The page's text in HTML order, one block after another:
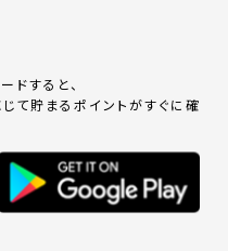
ドすると、
て貯まるポイントがすぐに確